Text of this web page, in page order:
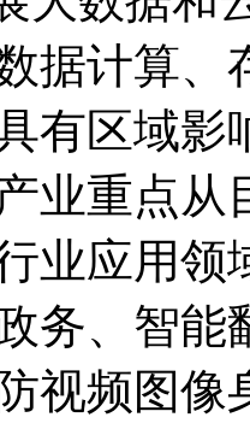
据计算、
有区域影
业重点从
业应用领
务、智能
视频图像